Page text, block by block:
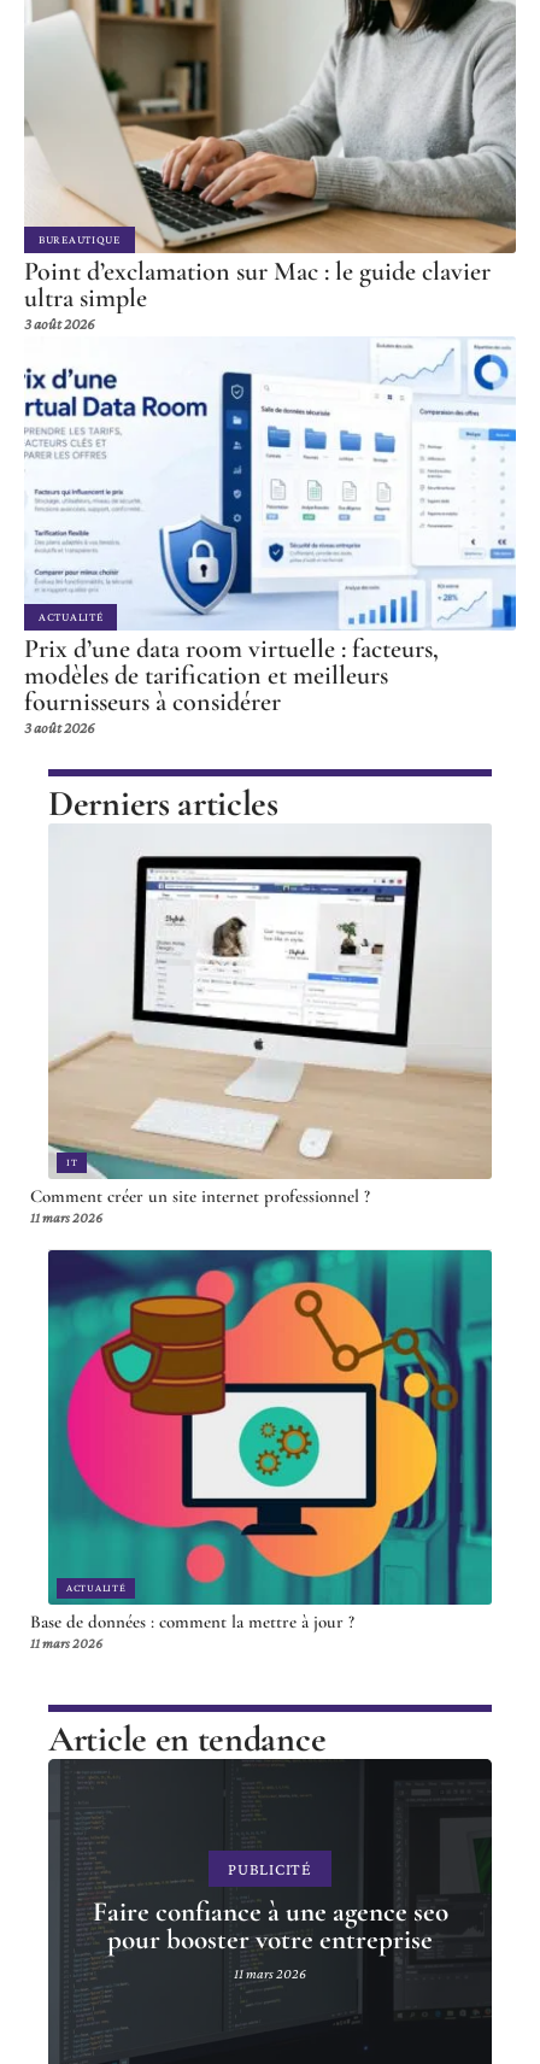
BUREAUTIQUE
Point d’exclamation sur Mac : le guide clavier
ultra simple
3 août 2026
ACTUALITÉ
Prix d’une data room virtuelle : facteurs,
modèles de tarification et meilleurs
fournisseurs à considérer
3 août 2026
Derniers articles
IT
Comment créer un site internet professionnel ?
11 mars 2026
ACTUALITÉ
Base de données : comment la mettre à jour ?
11 mars 2026
Article en tendance
PUBLICITÉ
Faire confiance à une agence seo
pour booster votre entreprise
11 mars 2026